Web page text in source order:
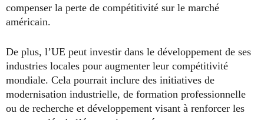
compenser la perte de compétitivité sur le marché
américain.
De plus, l’UE peut investir dans le développement de ses
industries locales pour augmenter leur compétitivité
mondiale. Cela pourrait inclure des initiatives de
modernisation industrielle, de formation professionnelle
ou de recherche et développement visant à renforcer les